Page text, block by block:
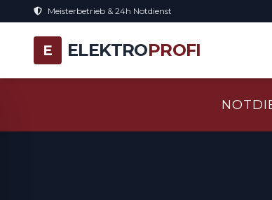
Meisterbetrieb & 24h Notdienst
E ELEKTROPROFI